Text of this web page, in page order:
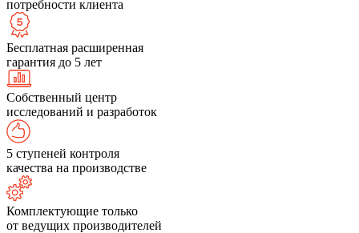
потребности клиента
Бесплатная расширенная
гарантия до 5 лет
Собственный центр
исследований и разработок
5 ступеней контроля
качества на производстве
Комплектующие только
от ведущих производителей